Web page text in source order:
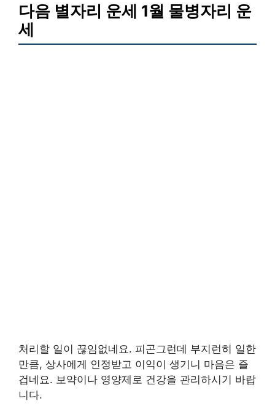
다음 별자리 운세 1월 물병자리 운
세
처리할 일이 끊임없네요. 피곤그런데 부지런히 일한
만큼, 상사에게 인정받고 이익이 생기니 마음은 즐
겁네요. 보약이나 영양제로 건강을 관리하시기 바랍
니다.